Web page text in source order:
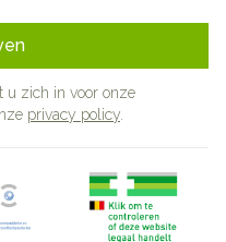
u zich in voor onze
privacy policy